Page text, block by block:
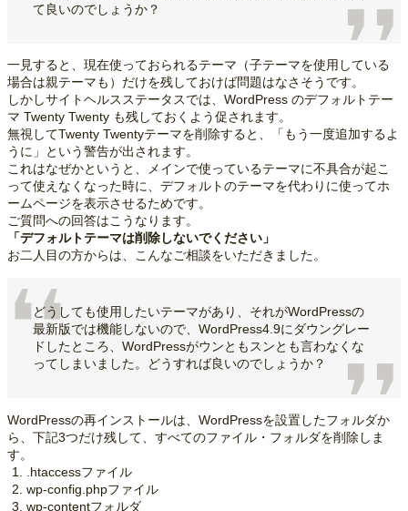
て良いのでしょうか？
一見すると、現在使っておられるテーマ（子テーマを使用している
場合は親テーマも）だけを残しておけば問題はなさそうです。
しかしサイトヘルスステータスでは、WordPress のデフォルトテー
マ Twenty Twenty も残しておくよう促されます。
無視してTwenty Twentyテーマを削除すると、「もう一度追加するよ
うに」という警告が出されます。
これはなぜかというと、メインで使っているテーマに不具合が起こ
って使えなくなった時に、デフォルトのテーマを代わりに使ってホ
ームページを表示させるためです。
ご質問への回答はこうなります。
「デフォルトテーマは削除しないでください」
お二人目の方からは、こんなご相談をいただきました。
どうしても使用したいテーマがあり、それがWordPressの
最新版では機能しないので、WordPress4.9にダウングレー
ドしたところ、WordPressがウンともスンとも言わなくな
ってしまいました。どうすれば良いのでしょうか？
WordPressの再インストールは、WordPressを設置したフォルダか
ら、下記3つだけ残して、すべてのファイル・フォルダを削除しま
す。
.htaccessファイル
wp-config.phpファイル
wp-contentフォルダ